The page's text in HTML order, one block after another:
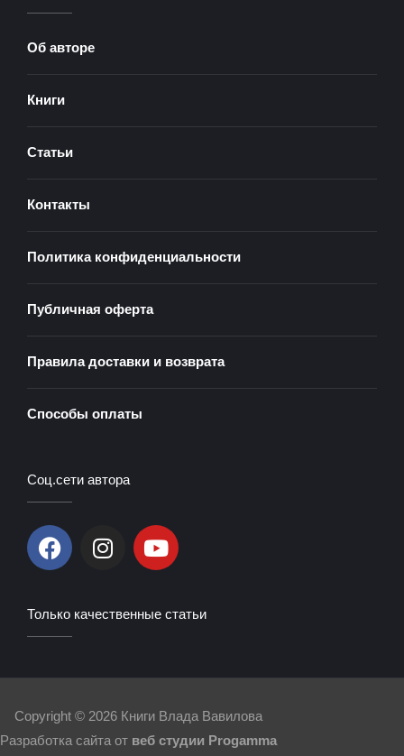
Об авторе
Книги
Статьи
Контакты
Политика конфиденциальности
Публичная оферта
Правила доставки и возврата
Способы оплаты
Соц.сети автора
F
a
b
I
n
a
m
Y
o
u
Только качественные статьи
Copyright © 2026 Книги Влада Вавилова
Разработка сайта от веб студии Progamma